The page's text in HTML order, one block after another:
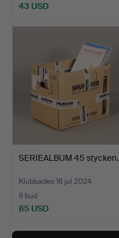
43 USD
SERIEALBUM 45 stycken.
Klubbades 16 jul 2024
9 bud
85 USD